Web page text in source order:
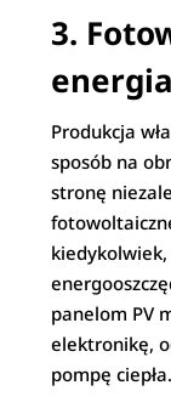
3.
Produkcja
sposób na
stronę
panelom PV
elektronikę,
pompę ciepła.